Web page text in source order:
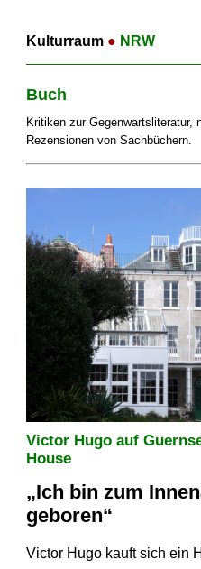
Kulturraum ● NRW
Buch
Kritiken zur Gegenwartsliteratur,
Rezensionen von Sachbüchern.
Victor Hugo auf
House
„Ich bin zum
geboren“
Victor Hugo kauft sich ein